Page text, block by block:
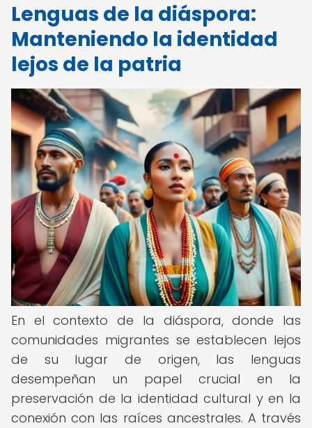
Lenguas de la diáspora:
Manteniendo la identidad
lejos de la patria
En el contexto de la diáspora, donde las
comunidades migrantes se establecen lejos
de su lugar de origen, las lenguas
desempeñan un papel crucial en la
preservación de la identidad cultural y en la
conexión con las raíces ancestrales. A través